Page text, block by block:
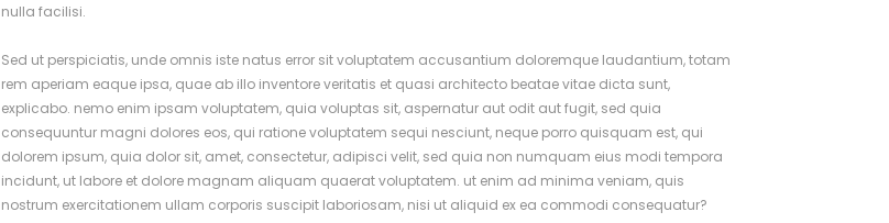
nulla facilisi.
Sed ut perspiciatis, unde omnis iste natus error sit voluptatem accusantium doloremque laudantium, totam
rem aperiam eaque ipsa, quae ab illo inventore veritatis et quasi architecto beatae vitae dicta sunt,
explicabo. nemo enim ipsam voluptatem, quia voluptas sit, aspernatur aut odit aut fugit, sed quia
consequuntur magni dolores eos, qui ratione voluptatem sequi nesciunt, neque porro quisquam est, qui
dolorem ipsum, quia dolor sit, amet, consectetur, adipisci velit, sed quia non numquam eius modi tempora
incidunt, ut labore et dolore magnam aliquam quaerat voluptatem. ut enim ad minima veniam, quis
nostrum exercitationem ullam corporis suscipit laboriosam, nisi ut aliquid ex ea commodi consequatur?